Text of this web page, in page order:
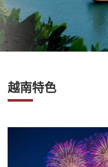
接
錫
遊
-
在
越南特色